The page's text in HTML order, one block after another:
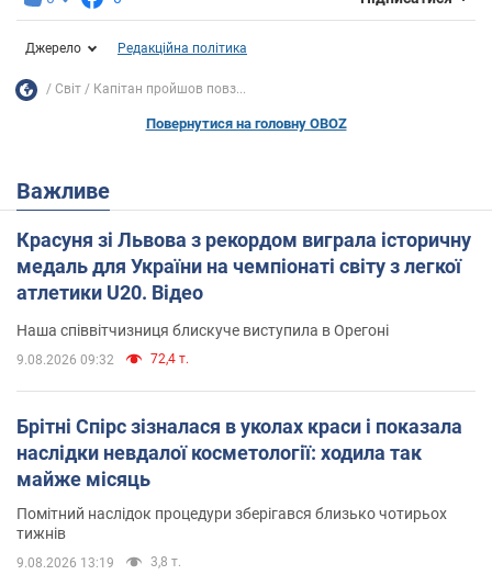
Джерело Редакційна політика
Світ Капітан пройшов повз...
Повернутися на головну OBOZ
Важливе
Красуня зі Львова з рекордом виграла історичну
медаль для України на чемпіонаті світу з легкої
атлетики U20. Відео
Наша співвітчизниця блискуче виступила в Орегоні
9.08.2026 09:32 72,4 т.
Брітні Спірс зізналася в уколах краси і показала
наслідки невдалої косметології: ходила так
майже місяць
Помітний наслідок процедури зберігався близько чотирьох
тижнів
9.08.2026 13:19 3,8 т.